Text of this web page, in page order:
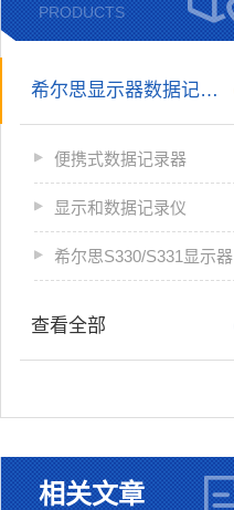
PRODUCTS
希尔思显示器数据记录仪
便携式数据记录器
显示和数据记录仪
希尔思S330/S331显示器数据记录仪
查看全部
相关文章